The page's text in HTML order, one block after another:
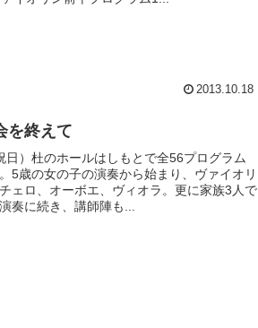
2013.10.18
を終えて
）杜のホールはしもとで全56プログラム
5歳の女の子の演奏から始まり、ヴァイオリ
ェロ、オーボエ、ヴィオラ。更に家族3人で
奏に続き、講師陣も...